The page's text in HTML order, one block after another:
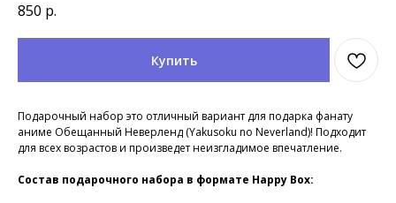
850 р.
Купить
Подарочный набор это отличный вариант для подарка фанату
аниме Обещанный Неверленд (Yakusoku no Neverland)! Подходит
для всех возрастов и произведет неизгладимое впечатление.
Состав подарочного набора в формате Happy Box: